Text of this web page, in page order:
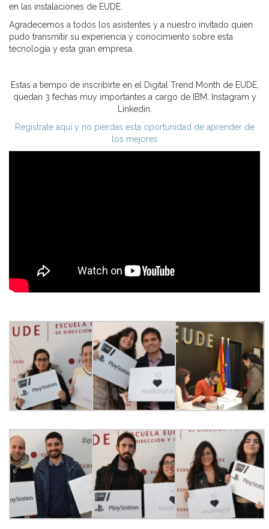
en las instalaciones de EUDE.
Agradecemos a todos los asistentes y a nuestro invitado quien
pudo transmitir su experiencia y conocimiento sobre esta
tecnología y esta gran empresa.
Estas a tiempo de inscribirte en el Digital Trend Month de EUDE,
quedan 3 fechas muy importantes a cargo de IBM, Instagram y
Linkedin.
Registrate aquí y no pierdas esta oportunidad de aprender de
los mejores